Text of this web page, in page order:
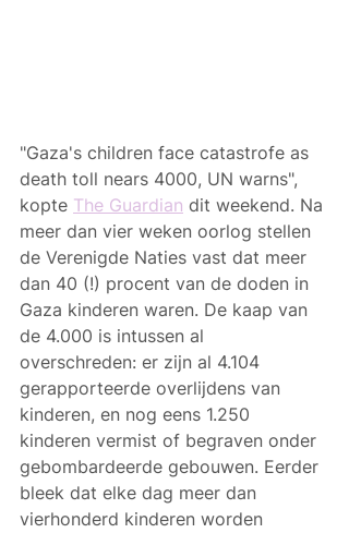
"Gaza's children face catastrofe as
death toll nears 4000, UN warns",
kopte The Guardian dit weekend. Na
meer dan vier weken oorlog stellen
de Verenigde Naties vast dat meer
dan 40 (!) procent van de doden in
Gaza kinderen waren. De kaap van
de 4.000 is intussen al
overschreden: er zijn al 4.104
gerapporteerde overlijdens van
kinderen, en nog eens 1.250
kinderen vermist of begraven onder
gebombardeerde gebouwen. Eerder
bleek dat elke dag meer dan
vierhonderd kinderen worden